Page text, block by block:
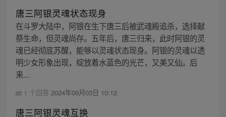
唐三阿银灵魂状态现身
在斗罗大陆中，阿银在生下唐三后被武魂殿追杀，选择献
祭生命，但灵魂尚存。五年后，唐三归来，此时阿银的灵
魂已经彻底苏醒，能够以灵魂状态现身。阿银的灵魂以透
明少女形象出现，绽放着水蓝色的光芒，又美又仙。后
来...
1 个回答 2024年09月03日 10:12
唐三阿银灵魂互换